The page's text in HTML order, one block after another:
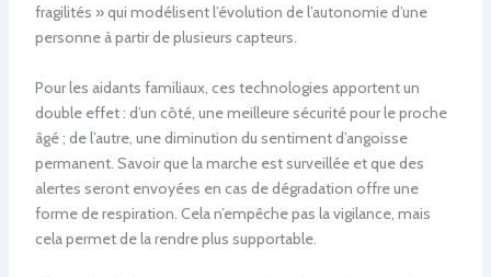
fragilités » qui modélisent l’évolution de l’autonomie d’une
personne à partir de plusieurs capteurs.
Pour les aidants familiaux, ces technologies apportent un
double effet : d’un côté, une meilleure sécurité pour le proche
âgé ; de l’autre, une diminution du sentiment d’angoisse
permanent. Savoir que la marche est surveillée et que des
alertes seront envoyées en cas de dégradation offre une
forme de respiration. Cela n’empêche pas la vigilance, mais
cela permet de la rendre plus supportable.